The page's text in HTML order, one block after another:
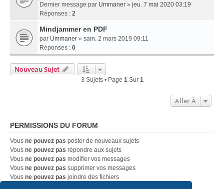
Dernier message par Ummaner » jeu. 7 mai 2020 03:19
Réponses : 2
Mindjammer en PDF
par Ummaner » sam. 2 mars 2019 09:11
Réponses : 0
Nouveau Sujet
3 Sujets • Page 1Sur 1
Aller À
PERMISSIONS DU FORUM
Vous ne pouvez pas poster de nouveaux sujets
Vous ne pouvez pas répondre aux sujets
Vous ne pouvez pas modifier vos messages
Vous ne pouvez pas supprimer vos messages
Vous ne pouvez pas joindre des fichiers